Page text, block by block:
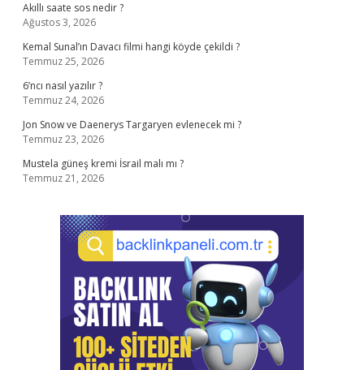
Akıllı saate sos nedir ?
Ağustos 3, 2026
Kemal Sunal’ın Davacı filmi hangi köyde çekildi ?
Temmuz 25, 2026
6’ncı nasıl yazılır ?
Temmuz 24, 2026
Jon Snow ve Daenerys Targaryen evlenecek mi ?
Temmuz 23, 2026
Mustela güneş kremi İsrail malı mı ?
Temmuz 21, 2026